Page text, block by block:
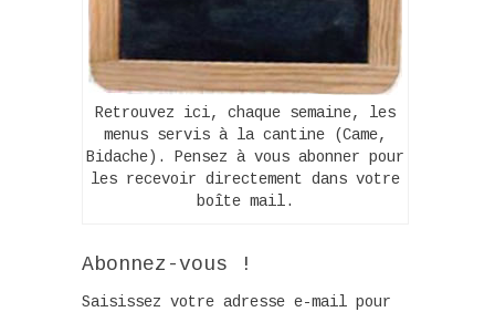
Retrouvez ici, chaque semaine, les
menus servis à la cantine (Came,
Bidache). Pensez à vous abonner pour
les recevoir directement dans votre
boîte mail.
Abonnez-vous !
Saisissez votre adresse e-mail pour